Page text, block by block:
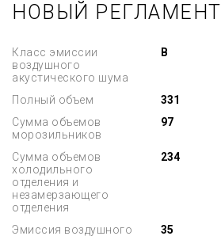
НОВЫЙ РЕГЛАМЕНТ
Класс эмиссии
воздушного
акустического шума
B
Полный объем
331
Сумма объемов
морозильников
97
Сумма объемов
холодильного
отделения и
незамерзающего
отделения
234
Эмиссия воздушного
35